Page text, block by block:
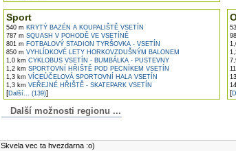
Sport
540 m KRYTÝ BAZÉN A KOUPALIŠTĚ VSETÍN
787 m SQUASH V POHODĚ VE VSETÍNĚ
801 m FOTBALOVÝ STADION TYRŠOVKA - VSETÍN
850 m VYHLÍDKOVÉ LETY HORKOVZDUŠNÝM BALONEM
1,0 km CYKLOBUS VSETÍN - BUMBÁLKA - PUSTEVNY
1,2 km SPORTOVNÍ HŘIŠTĚ POD PECNÍKEM VSETÍN
1,3 km VÍCEÚČELOVÁ SPORTOVNÍ HALA VSETÍN
1,3 km VEŘEJNÉ HŘIŠTĚ - SKATEPARK VSETÍN
[Další... (139)] [
Další možnosti regionu ...
Skvela vec ta hvezdarna :o)